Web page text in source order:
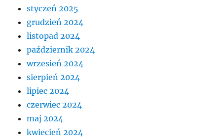
styczeń 2025
grudzień 2024
listopad 2024
październik 2024
wrzesień 2024
sierpień 2024
lipiec 2024
czerwiec 2024
maj 2024
kwiecień 2024